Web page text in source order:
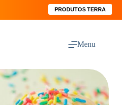
PRODUTOS TERRA
Menu